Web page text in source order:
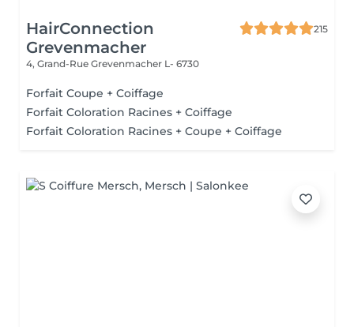
HairConnection
Grevenmacher
215
4, Grand-Rue Grevenmacher L- 6730
Forfait Coupe + Coiffage
Forfait Coloration Racines + Coiffage
Forfait Coloration Racines + Coupe + Coiffage